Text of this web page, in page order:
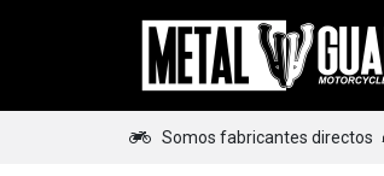
Ir al contenido
Somos fabricantes directos